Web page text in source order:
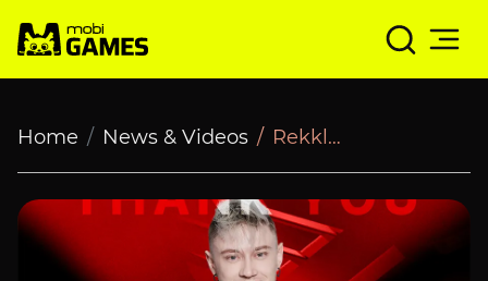
Home News & Videos Rekkles rời T1 để quay về Châu Âu